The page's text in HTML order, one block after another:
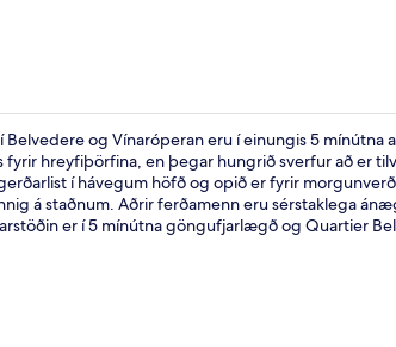
og Vínaróperan eru í einungis 5 mínútna
hreyfiþörfina, en þegar hungrið sverfur að er
í hávegum höfð og opið er fyrir
á staðnum. Aðrir ferðamenn eru sérstaklega
er í 5 mínútna göngufjarlægð og Quartier